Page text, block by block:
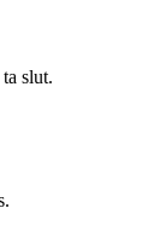
slut.